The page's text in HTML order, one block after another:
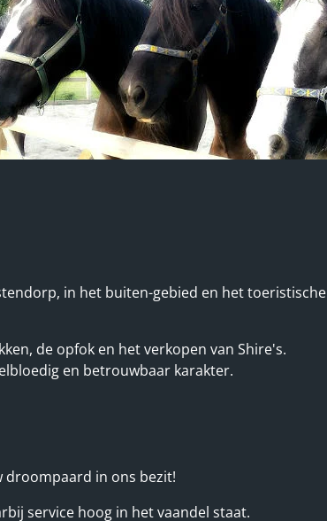
in het buiten-gebied en het toeristische
de opfok en het verkopen van Shire's.
en betrouwbaar karakter.
droompaard in ons bezit!
service hoog in het vaandel staat.